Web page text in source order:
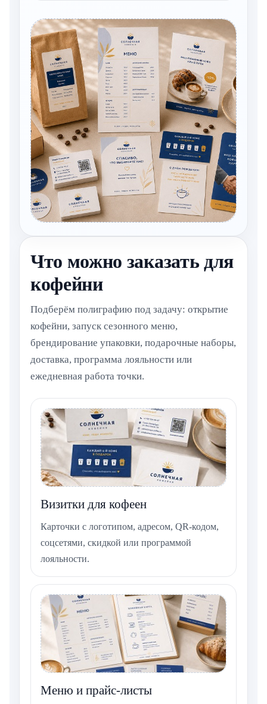
Что можно заказать для
кофейни
Подберём полиграфию под задачу: открытие
кофейни, запуск сезонного меню,
брендирование упаковки, подарочные наборы,
доставка, программа лояльности или
ежедневная работа точки.
Визитки для кофеен
Карточки с логотипом, адресом, QR-кодом,
соцсетями, скидкой или программой
лояльности.
Меню и прайс-листы